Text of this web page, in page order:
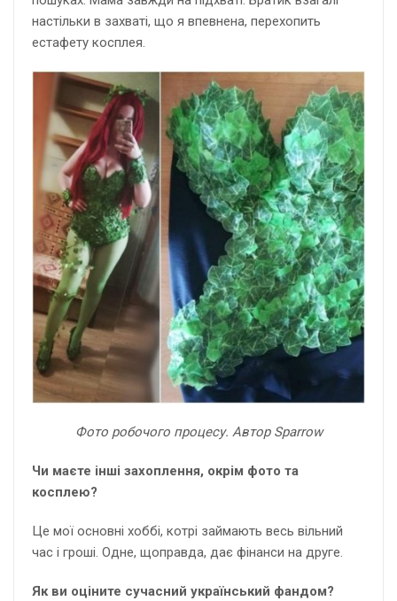
настільки в захваті, що я впевнена, перехопить
естафету косплея.
Фото робочого процесу. Автор Sparrow
Чи маєте інші захоплення, окрім фото та
косплею?
Це мої основні хоббі, котрі займають весь вільний
час і гроші. Одне, щоправда, дає фінанси на друге.
Як ви оціните сучасний український фандом?